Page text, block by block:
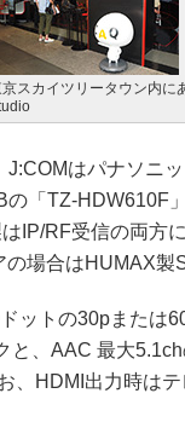
スカイツリータウン内に
はパナソニ
「TZ-HDW610F
IP/RF受信の両方
場合はHUMAX製
ットの30pまたは
と、AAC 最大
、HDMI出力時は